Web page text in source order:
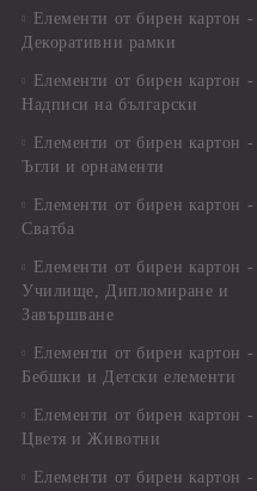
Елементи от бирен картон -
Декоративни рамки
Елементи от бирен картон -
Надписи на български
Елементи от бирен картон -
Ъгли и орнаменти
Елементи от бирен картон -
Сватба
Елементи от бирен картон -
Училище, Дипломиране и
Завършване
Елементи от бирен картон -
Бебшки и Детски елементи
Елементи от бирен картон -
Цветя и Животни
Елементи от бирен картон -